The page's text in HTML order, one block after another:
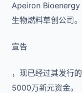
Apeiron Bioenergy
生物燃料草创公司
宣告
，现已经过其发行
5000万新元资金。